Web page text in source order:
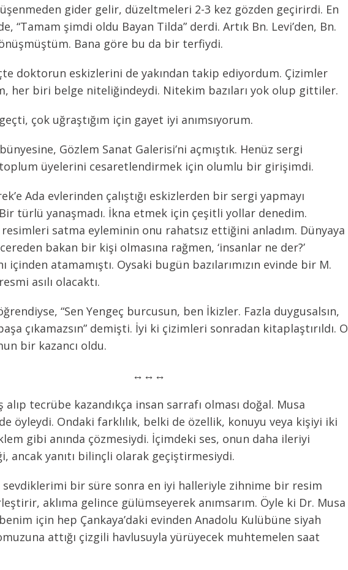
gider gelir, düzeltmeleri 2-3 kez gözden geçirirdi. En
“Tamam şimdi oldu Bayan Tilda” derdi. Artık Bn. Levi’den, Bn.
Bana göre bu da bir terfiydi.
doktorun eskizlerini de yakından takip ediyordum. Çizimler
her biri belge niteliğindeydi. Nitekim bazıları yok olup gittiler.
çok uğraştığım için gayet iyi anımsıyorum.
Gözlem Sanat Galerisi’ni açmıştık. Henüz sergi
toplum üyelerini cesaretlendirmek için olumlu bir girişimdi.
Ada evlerinden çalıştığı eskizlerden bir sergi yapmayı
türlü yanaşmadı. İkna etmek için çeşitli yollar denedim.
satma eyleminin onu rahatsız ettiğini anladım. Dünyaya
bakan bir kişi olmasına rağmen, ‘insanlar ne der?’
içinden atamamıştı. Oysaki bugün bazılarımızın evinde bir M.
asılı olacaktı.
“Sen Yengeç burcusun, ben İkizler. Fazla duygusalsın,
çıkamazsın” demişti. İyi ki çizimleri sonradan kitaplaştırıldı. O
bir kazancı oldu.
↔↔↔
alıp tecrübe kazandıkça insan sarrafı olması doğal. Musa
öyleydi. Ondaki farklılık, belki de özellik, konuyu veya kişiyi iki
gibi anında çözmesiydi. İçimdeki ses, onun daha ileriyi
ancak yanıtı bilinçli olarak geçiştirmesiydi.
bir süre sonra en iyi halleriyle zihnime bir resim
aklıma gelince gülümseyerek anımsarım. Öyle ki Dr. Musa
için hep Çankaya’daki evinden Anadolu Kulübüne siyah
attığı çizgili havlusuyla yürüyecek muhtemelen saat